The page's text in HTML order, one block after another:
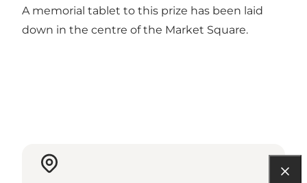
A memorial tablet to this prize has been laid
down in the centre of the Market Square.